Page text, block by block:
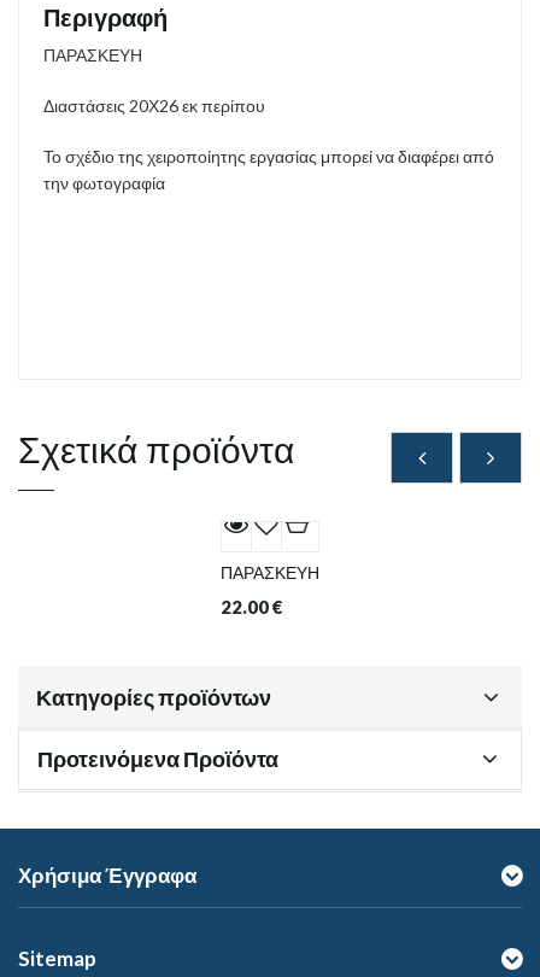
Περιγραφή
ΠΑΡΑΣΚΕΥΗ
Διαστάσεις 20Χ26 εκ περίπου
Το σχέδιο της χειροποίητης εργασίας μπορεί να διαφέρει από
την φωτογραφία
Σχετικά προϊόντα
ΠΑΡΑΣΚΕΥΗ
22.00€
Κατηγορίες προϊόντων
Προτεινόμενα Προϊόντα
Χρήσιμα Έγγραφα
Sitemap